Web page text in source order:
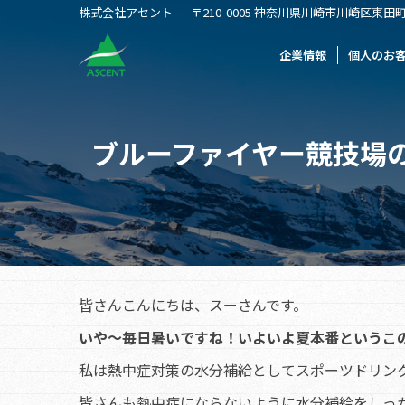
株式会社アセント 〒210-0005 神奈川県川崎市川崎区東田
企業情報 個人のお
ブルーファイヤー競技
皆さんこんにちは、スーさんです。
いや～毎日暑いですね！いよいよ夏本番という
私は熱中症対策の水分補給としてスポーツドリン
企業情報 個人のお客様 法人のお